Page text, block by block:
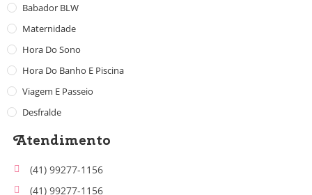
Babador BLW
Maternidade
Hora Do Sono
Hora Do Banho E Piscina
Viagem E Passeio
Desfralde
Atendimento
(41) 99277-1156
(41) 99277-1156